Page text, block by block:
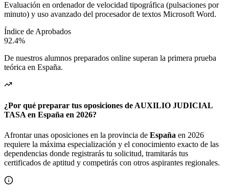
Evaluación en ordenador de velocidad tipográfica (pulsaciones por
minuto) y uso avanzado del procesador de textos Microsoft Word.
Índice de Aprobados
92.4%
De nuestros alumnos preparados online superan la primera prueba
teórica en España.
¿Por qué preparar tus oposiciones de AUXILIO JUDICIAL
TASA en España en 2026?
Afrontar unas oposiciones en la provincia de España en 2026
requiere la máxima especialización y el conocimiento exacto de las
dependencias donde registrarás tu solicitud, tramitarás tus
certificados de aptitud y competirás con otros aspirantes regionales.